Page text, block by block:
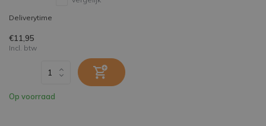
Deliverytime
€11,95
Incl. btw
Op voorraad